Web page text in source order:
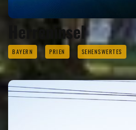
Herreninsel
BAYERN PRIEN SEHENSWERTES